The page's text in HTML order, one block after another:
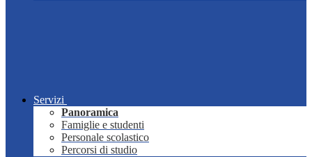
Servizi
Panoramica
Famiglie e studenti
Personale scolastico
Percorsi di studio